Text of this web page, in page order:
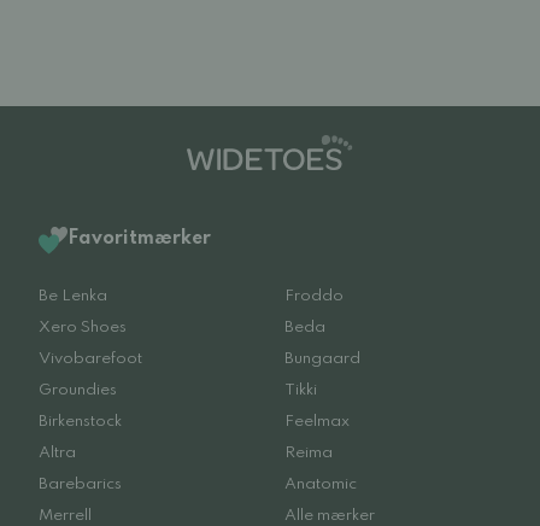
Favoritmærker
Be Lenka
Froddo
Xero Shoes
Beda
Vivobarefoot
Bungaard
Groundies
Tikki
Birkenstock
Feelmax
Altra
Reima
Barebarics
Anatomic
Merrell
Alle mærker